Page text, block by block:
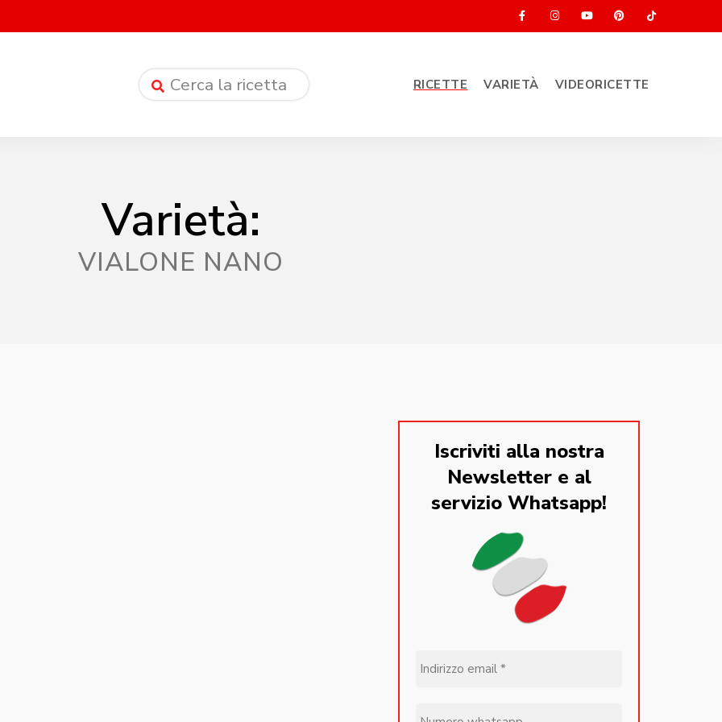
RICETTE VARIETÀ VIDEORICETTE
Varietà:
VIALONE NANO
Iscriviti alla nostra
Newsletter e al
servizio Whatsapp!